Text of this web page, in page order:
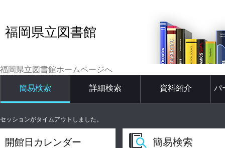
福岡県立図書館
福岡県立図書館ホームページへ
簡易検索 詳細検索 資料紹介 パ
セッションがタイムアウトしました。
開館日カレンダー 簡易検索